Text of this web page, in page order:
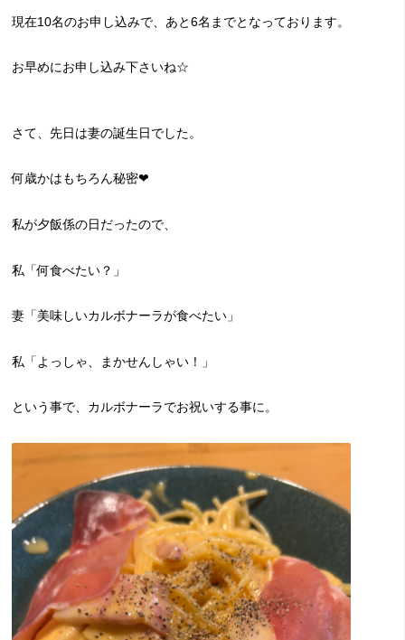
現在10名のお申し込みで、あと6名までとなっております。
お早めにお申し込み下さいね☆
さて、先日は妻の誕生日でした。
何歳かはもちろん秘密❤
私が夕飯係の日だったので、
私「何食べたい？」
妻「美味しいカルボナーラが食べたい」
私「よっしゃ、まかせんしゃい！」
という事で、カルボナーラでお祝いする事に。